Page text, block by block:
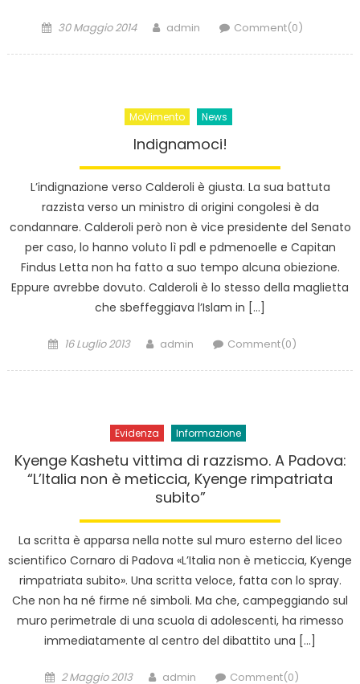
Posted
30 Maggio 2014 Author
admin Comment(0)
MoVimento News
Indignamoci!
L’indignazione verso Calderoli è giusta. La sua battuta
razzista verso un ministro di origini congolesi è da
condannare. Calderoli però non è vice presidente del Senato
per caso, lo hanno voluto lì pdl e pdmenoelle e Capitan
Findus Letta non ha fatto a suo tempo alcuna obiezione.
Eppure avrebbe dovuto. Calderoli è lo stesso della maglietta
che sbeffeggiava l’Islam in […]
Posted
16 Luglio 2013 Author
admin Comment(0)
Evidenza Informazione
Kyenge Kashetu vittima di razzismo. A Padova:
“L’Italia non è meticcia, Kyenge rimpatriata
subito”
La scritta è apparsa nella notte sul muro esterno del liceo
scientifico Cornaro di Padova «L’Italia non è meticcia, Kyenge
rimpatriata subito». Una scritta veloce, fatta con lo spray.
Che non ha né firme né simboli. Ma che, campeggiando sul
muro perimetrale di una scuola di adolescenti, ha rimesso
immediatamente al centro del dibattito una […]
Posted
2 Maggio 2013 Author
admin Comment(0)